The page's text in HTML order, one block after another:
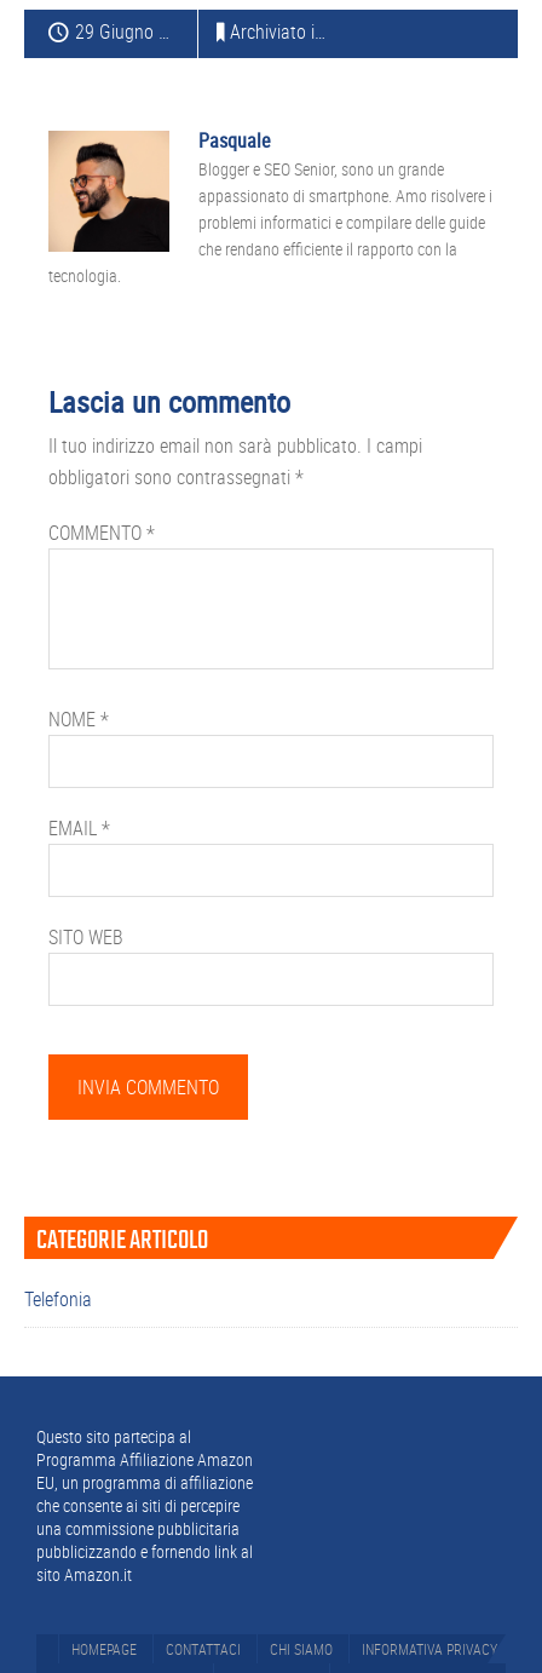
29 Giugno 2017 Archiviato in:
Pasquale
Blogger e SEO Senior, sono un grande
appassionato di smartphone. Amo risolvere i
problemi informatici e compilare delle guide
che rendano efficiente il rapporto con la
tecnologia.
Interazioni
del
lettore
Lascia un commento
Il tuo indirizzo email non sarà pubblicato. I campi
obbligatori sono contrassegnati *
COMMENTO*
NOME*
EMAIL*
SITO WEB
Barra
laterale
primaria
CATEGORIE ARTICOLO
Telefonia
Footer
Questo sito partecipa al
Programma Affiliazione Amazon
EU, un programma di affiliazione
che consente ai siti di percepire
una commissione pubblicitaria
pubblicizzando e fornendo link al
sito Amazon.it
HOMEPAGE CONTATTACI CHI SIAMO
INFORMATIVA PRIVACY